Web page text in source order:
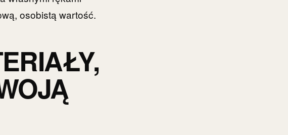
osobistą wartość.